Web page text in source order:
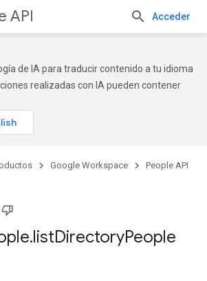
API Acceder
de IA para traducir contenido a tu idioma
realizadas con IA pueden contener
Google Workspace
People API
.listDirectoryPeople